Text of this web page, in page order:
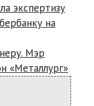
экспертизу
на
Мэр
«Металлург»